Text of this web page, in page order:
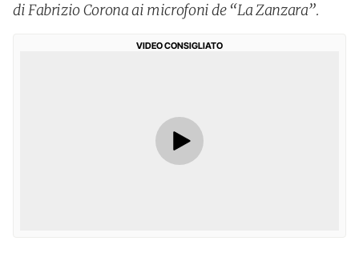
di Fabrizio Corona ai microfoni de “La Zanzara”.
VIDEO CONSIGLIATO